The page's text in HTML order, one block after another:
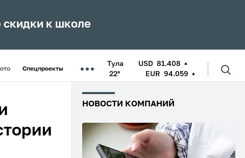
скидки к школе
Спецпроекты
Тула
22°
USD 81.408
EUR 94.059
НОВОСТИ КОМПАНИЙ